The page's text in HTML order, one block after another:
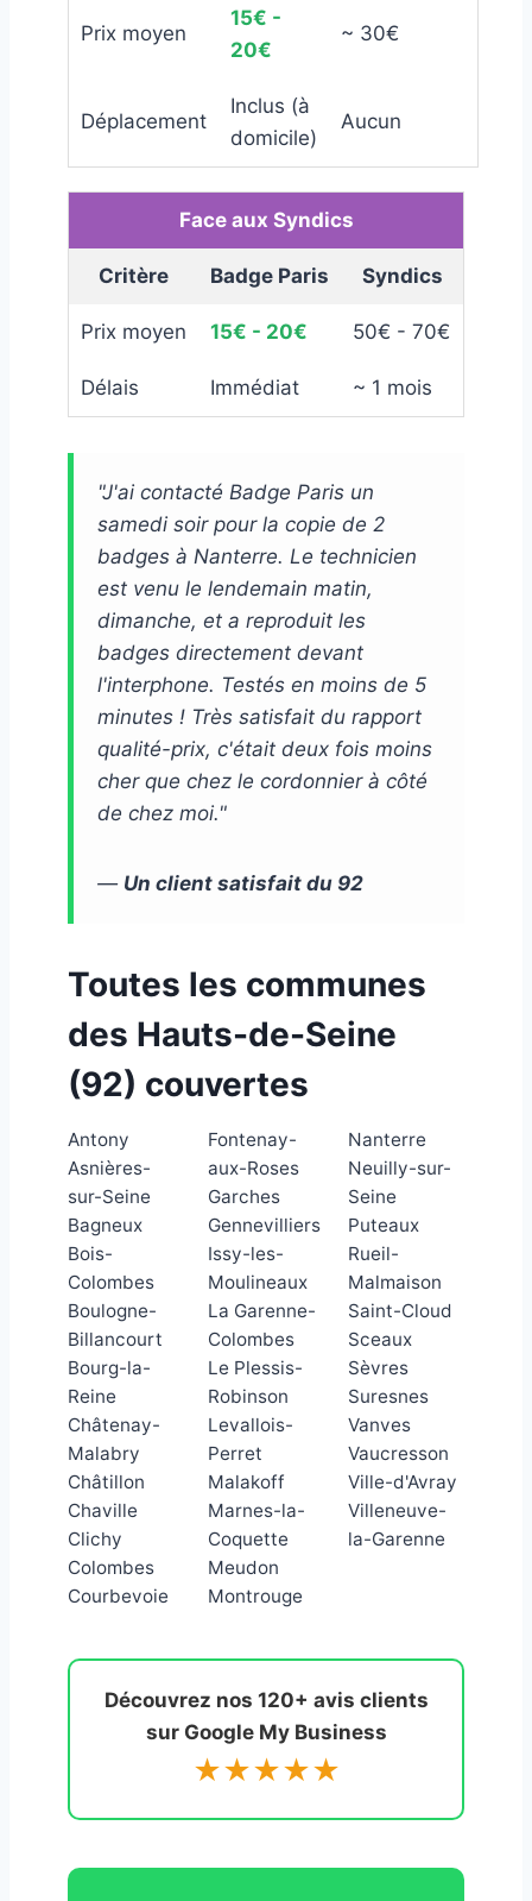
Prix moyen
15€ -
20€
~ 30€
Déplacement
Inclus (à
domicile)
Aucun
Face aux Syndics
Critère Badge Paris Syndics
Prix moyen 15€ - 20€ 50€ - 70€
Délais Immédiat ~ 1 mois
"J'ai contacté Badge Paris un
samedi soir pour la copie de 2
badges à Nanterre. Le technicien
est venu le lendemain matin,
dimanche, et a reproduit les
badges directement devant
l'interphone. Testés en moins de 5
minutes ! Très satisfait du rapport
qualité-prix, c'était deux fois moins
cher que chez le cordonnier à côté
de chez moi."
— Un client satisfait du 92
Toutes les communes
des Hauts-de-Seine
(92) couvertes
Antony
Asnières-
sur-Seine
Bagneux
Bois-
Colombes
Boulogne-
Billancourt
Bourg-la-
Reine
Châtenay-
Malabry
Châtillon
Chaville
Clichy
Colombes
Courbevoie
Fontenay-
aux-Roses
Garches
Gennevilliers
Issy-les-
Moulineaux
La Garenne-
Colombes
Le Plessis-
Robinson
Levallois-
Perret
Malakoff
Marnes-la-
Coquette
Meudon
Montrouge
Nanterre
Neuilly-sur-
Seine
Puteaux
Rueil-
Malmaison
Saint-Cloud
Sceaux
Sèvres
Suresnes
Vanves
Vaucresson
Ville-d'Avray
Villeneuve-
la-Garenne
Découvrez nos 120+ avis clients
sur Google My Business
★★★★★